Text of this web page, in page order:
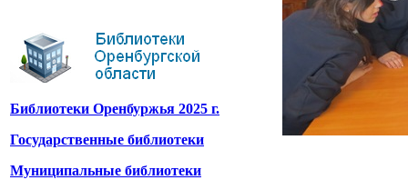
Библиотеки Оренбуржья 2025 г.
Государственные библиотеки
Муниципальные библиотеки